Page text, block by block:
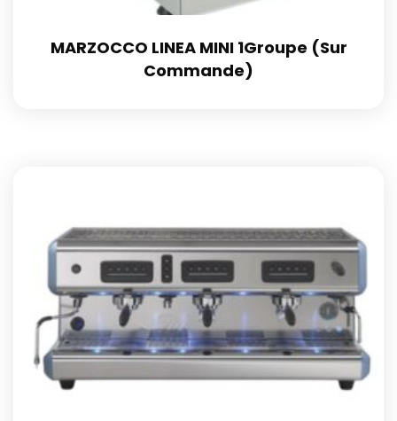
MARZOCCO LINEA MINI 1Groupe (Sur
Commande)